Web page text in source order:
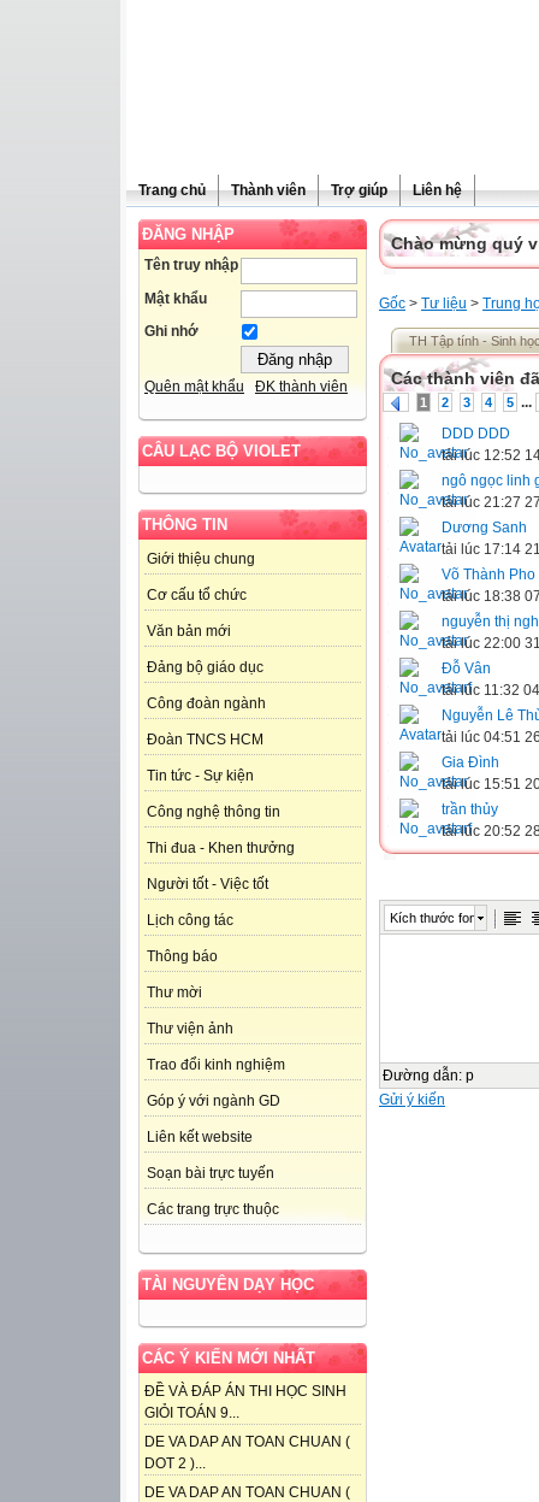
Trang chủ Thành viên Trợ giúp Liên hệ
ĐĂNG NHẬP
Tên truy nhập
Mật khẩu
Ghi nhớ
Quên mật khẩu ĐK thành viên
CÂU LẠC BỘ VIOLET
THÔNG TIN
Giới thiệu chung
Cơ cấu tổ chức
Văn bản mới
Đảng bộ giáo dục
Công đoàn ngành
Đoàn TNCS HCM
Tin tức - Sự kiện
Công nghệ thông tin
Thi đua - Khen thưởng
Người tốt - Việc tốt
Lịch công tác
Thông báo
Thư mời
Thư viện ảnh
Trao đổi kinh nghiệm
Góp ý với ngành GD
Liên kết website
Soạn bài trực tuyến
Các trang trực thuộc
TÀI NGUYÊN DẠY HỌC
CÁC Ý KIẾN MỚI NHẤT
ĐỀ VÀ ĐÁP ÁN THI HỌC SINH
GIỎI TOÁN 9...
DE VA DAP AN TOAN CHUAN (
DOT 2 )...
DE VA DAP AN TOAN CHUAN (
Chào mừng quý
Gốc > Tư liệu > Trung
TH Tập tính - Sinh
Các thành viên
1 2 3 4 5 ...
DDD DDD
tải lúc 12:52
ngô ngọc linh
tải lúc 21:27
Dương Sanh
tải lúc 17:14
Võ Thành Pho
tải lúc 18:38
nguyễn thị
tải lúc 22:00
Đỗ Vân
tải lúc 11:32
Nguyễn Lê
tải lúc 04:51
Gia Đình
tải lúc 15:51
trần thủy
tải lúc 20:52
Kích thước font
Đường dẫn: p
Gửi ý kiến